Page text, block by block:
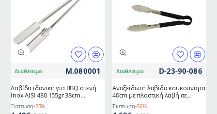
220OC
Διαθέσιμο M.080001
Λαβίδα ιδανική για BBQ στενή
Inox AISI 430 155gr 38cm
ελληνικής κατασκευής METANO
Έκπτωση-25%
Διαθέσιμο D-23-90-086
Ανοξείδωτη λαβίδα κουκουνάρα
40cm με πλαστική λαβή σε
μαύρο χρώμα
Έκπτωση-30%